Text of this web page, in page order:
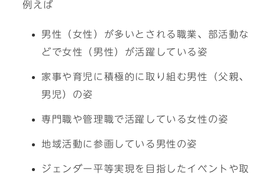
例えば
男性（女性）が多いとされる職業、部活動な
どで女性（男性）が活躍している姿
家事や育児に積極的に取り組む男性（父親、
男児）の姿
専門職や管理職で活躍している女性の姿
地域活動に参画している男性の姿
ジェンダー平等実現を目指したイベントや取